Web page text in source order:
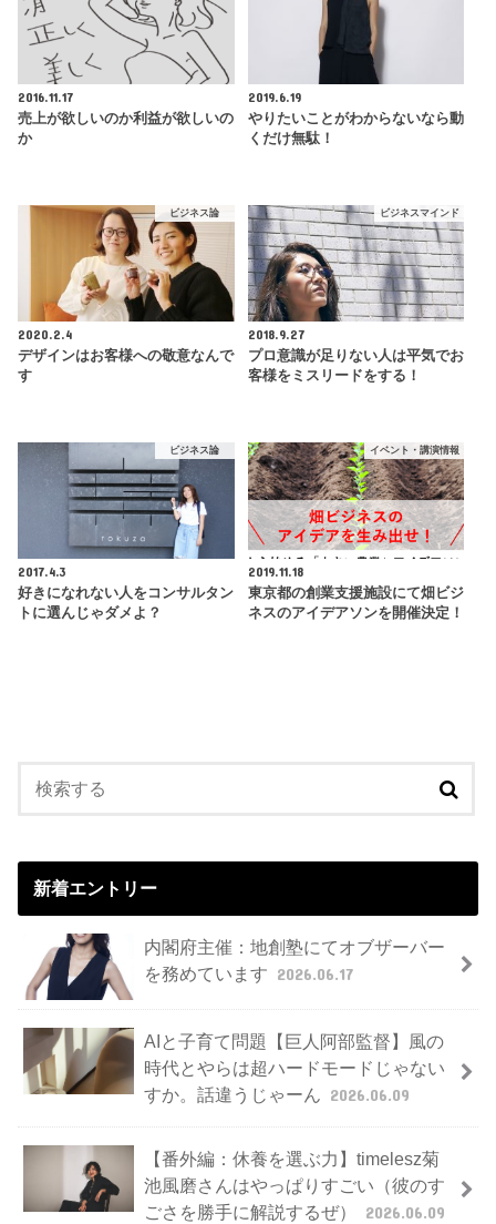
2016.11.17
売上が欲しいのか利益が欲しいの
か
2019.6.19
やりたいことがわからないなら動
くだけ無駄！
ビジネス論
2020.2.4
デザインはお客様への敬意なんで
す
ビジネスマインド
2018.9.27
プロ意識が足りない人は平気でお
客様をミスリードをする！
ビジネス論
2017.4.3
好きになれない人をコンサルタン
トに選んじゃダメよ？
イベント・講演情報
2019.11.18
東京都の創業支援施設にて畑ビジ
ネスのアイデアソンを開催決定！
新着エントリー
内閣府主催：地創塾にてオブザーバー
を務めています 2026.06.17
AIと子育て問題【巨人阿部監督】風の
時代とやらは超ハードモードじゃない
すか。話違うじゃーん 2026.06.09
【番外編：休養を選ぶ力】timelesz菊
池風磨さんはやっぱりすごい（彼のす
ごさを勝手に解説するぜ）
2026.06.09